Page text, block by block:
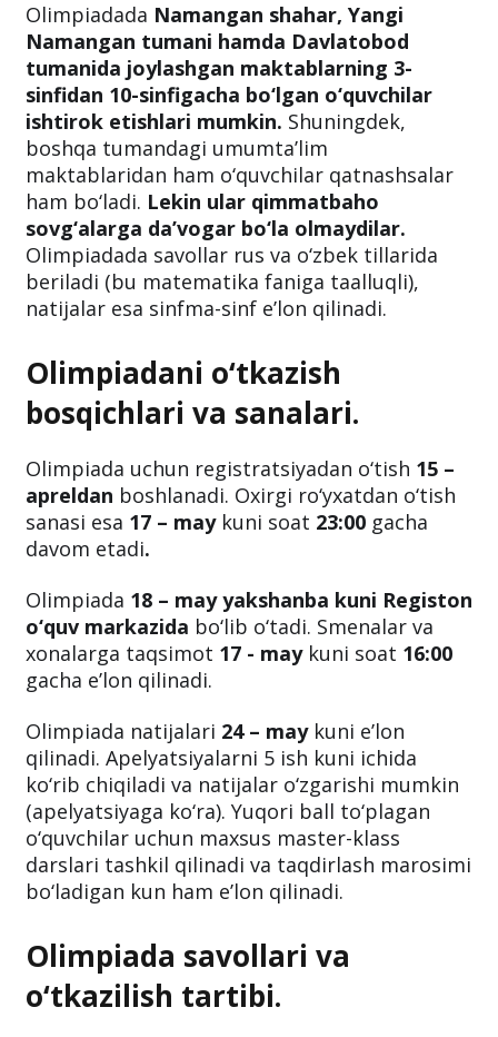
Olimpiadada Namangan shahar, Yangi
Namangan tumani hamda Davlatobod
tumanida joylashgan maktablarning 3-
sinfidan 10-sinfigacha bo‘lgan o‘quvchilar
ishtirok etishlari mumkin. Shuningdek,
boshqa tumandagi umumta’lim
maktablaridan ham o‘quvchilar qatnashsalar
ham bo‘ladi. Lekin ular qimmatbaho
sovg‘alarga da’vogar bo‘la olmaydilar.
Olimpiadada savollar rus va o‘zbek tillarida
beriladi (bu matematika faniga taalluqli),
natijalar esa sinfma-sinf e’lon qilinadi.
Olimpiadani o‘tkazish
bosqichlari va sanalari.
Olimpiada uchun registratsiyadan o‘tish 15 –
apreldan boshlanadi. Oxirgi ro‘yxatdan o‘tish
sanasi esa 17 – may kuni soat 23:00 gacha
davom etadi.
Olimpiada 18 – mayyakshanba kuni Registon
o‘quv markazida bo‘lib o‘tadi. Smenalar va
xonalarga taqsimot 17 - may kuni soat 16:00
gacha e’lon qilinadi.
Olimpiada natijalari 24 – may kuni e’lon
qilinadi. Apelyatsiyalarni 5 ish kuni ichida
ko‘rib chiqiladi va natijalar o‘zgarishi mumkin
(apelyatsiyaga ko‘ra). Yuqori ball to‘plagan
o‘quvchilar uchun maxsus master-klass
darslari tashkil qilinadi va taqdirlash marosimi
bo‘ladigan kun ham e’lon qilinadi.
Olimpiada savollari va
o‘tkazilish tartibi.